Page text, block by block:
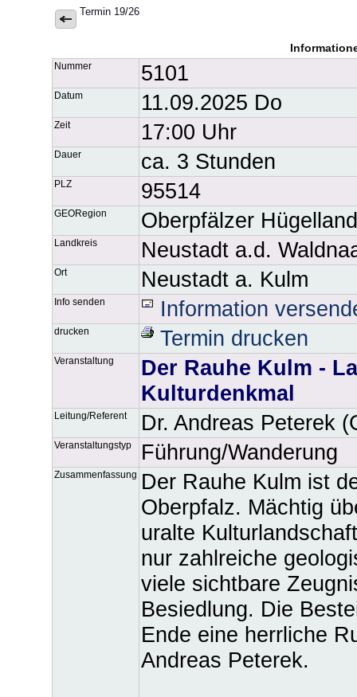
Termin 19/26
Nummer 5101
Datum 11.09.2025 Do
Zeit 17:00 Uhr
Dauer ca. 3 Stunden
PLZ 95514
GEORegion Oberpfälzer Hügelland
Landkreis Neustadt a.d.
Ort Neustadt a. Kulm
Info senden Information
drucken Termin drucken
Veranstaltung
Der Rauhe Kulm -
Kulturdenkmal
Leitung/Referent Dr. Andreas Peterek
Veranstaltungstyp Führung/Wanderung
Zusammenfassung
Der Rauhe Kulm ist
Oberpfalz. Mächtig
uralte
nur zahlreiche
viele sichtbare
Besiedlung. Die
Ende eine herrliche
Andreas Peterek.